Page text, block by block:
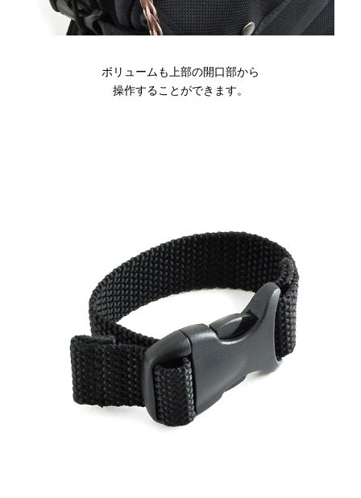
ボリュームも上部の開口部から
操作することができます。